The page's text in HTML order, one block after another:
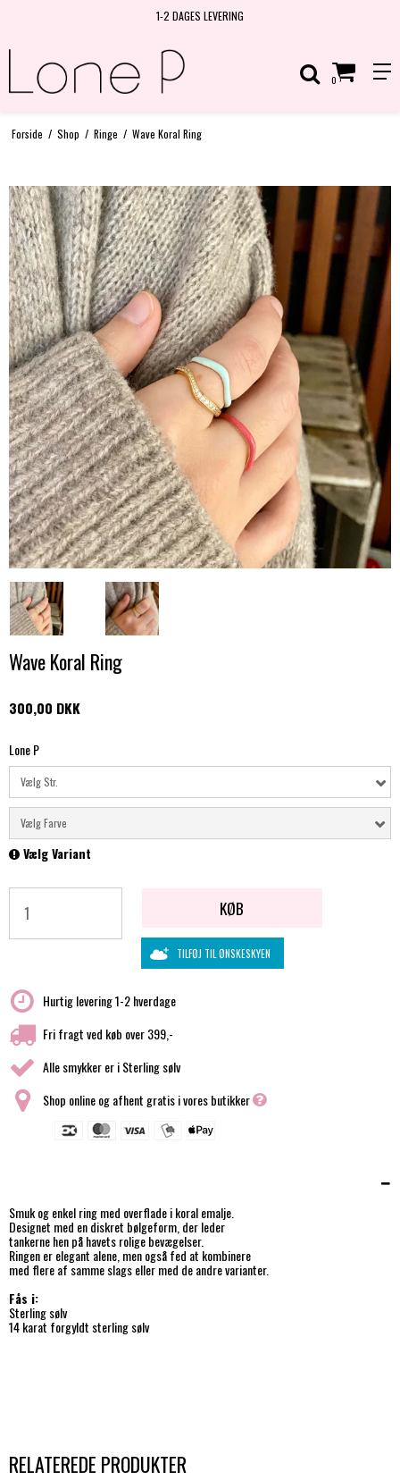
ALLE SMYKKER ER I STERLING SØLV OG
0
Forside / Shop / Ringe / Wave Koral Ring
Wave Koral Ring
300,00 DKK
Lone P
Vælg Str.
Vælg Farve
Vælg Variant
KØB
TILFØJ TIL ØNSKESKYEN
Hurtig levering 1-2 hverdage
Fri fragt ved køb over 399,-
Alle smykker er i Sterling sølv
Shop online og afhent gratis i vores butikker
Smuk og enkel ring med overflade i koral emalje.
Designet med en diskret bølgeform, der leder
tankerne hen på havets rolige bevægelser.
Ringen er elegant alene, men også fed at kombinere
med flere af samme slags eller med de andre varianter.
Fås i:
Sterling sølv
14 karat forgyldt sterling sølv
RELATEREDE PRODUKTER